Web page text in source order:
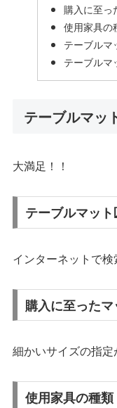
購入に至っ
使用家具の
テーブルマ
テーブルマ
テーブルマ
大満足！！
テーブルマッ
インターネットで検
購入に至った
細かいサイズの指
使用家具の種